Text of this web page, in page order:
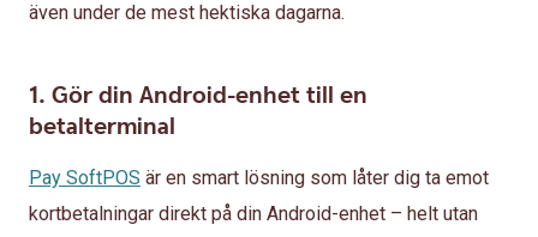
även under de mest hektiska dagarna.
1. Gör din Android-enhet till en
betalterminal
Pay SoftPOS är en smart lösning som låter dig ta emot
kortbetalningar direkt på din Android-enhet – helt utan